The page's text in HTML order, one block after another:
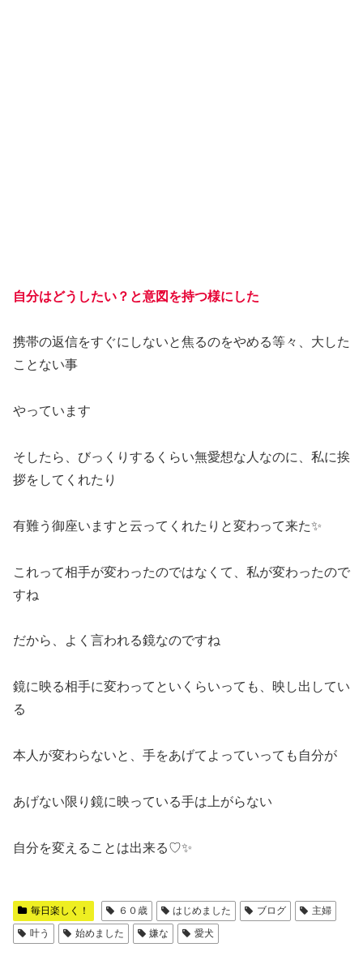
自分はどうしたい？と意図を持つ様にした
携帯の返信をすぐにしないと焦るのをやめる等々、大した
ことない事
やっています
そしたら、びっくりするくらい無愛想な人なのに、私に挨
拶をしてくれたり
有難う御座いますと云ってくれたりと変わって来た✨
これって相手が変わったのではなくて、私が変わったので
すね
だから、よく言われる鏡なのですね
鏡に映る相手に変わってといくらいっても、映し出してい
る
本人が変わらないと、手をあげてよっていっても自分が
あげない限り鏡に映っている手は上がらない
自分を変えることは出来る♡✨
毎日楽しく！ ６０歳 はじめました ブログ
主婦
叶う
始めました 嫌な 愛犬